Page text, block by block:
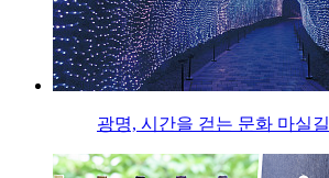
광명, 시간을 걷는 문화 마실길